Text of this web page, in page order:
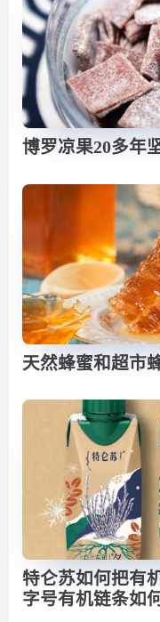
博罗凉果20多年
天然蜂蜜和超市
特仑苏如何把有
字号有机链条如